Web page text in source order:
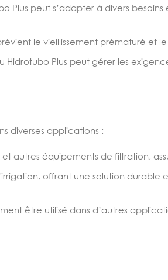
Plus peut s’adapter à divers
le vieillissement prématuré et
Plus peut gérer les
diverses applications :
autres équipements de filtration,
offrant une solution durable
être utilisé dans d’autres